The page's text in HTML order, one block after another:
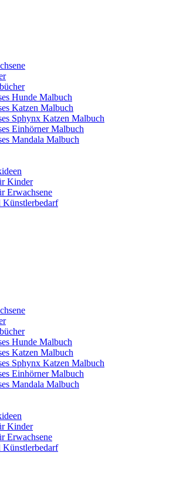
Hunde Malbuch
Katzen Malbuch
Sphynx Katzen Malbuch
Einhörner Malbuch
Mandala Malbuch
Kinder
Erwachsene
Künstlerbedarf
Hunde Malbuch
Katzen Malbuch
Sphynx Katzen Malbuch
Einhörner Malbuch
Mandala Malbuch
Kinder
Erwachsene
Künstlerbedarf